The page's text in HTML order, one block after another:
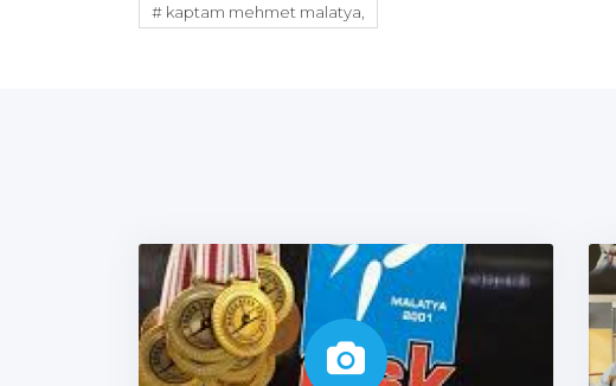
# kaptam mehmet malatya,